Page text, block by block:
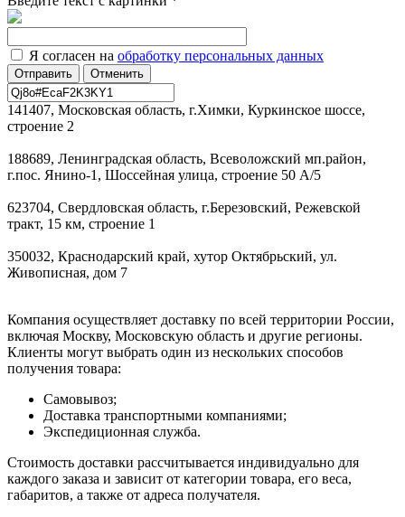
Я согласен на обработку персональных данных
Отменить
141407, Московская область, г.Химки, Куркинское шоссе,
строение 2
188689, Ленинградская область, Всеволожский мп.район,
г.пос. Янино-1, Шоссейная улица, строение 50 А/5
623704, Свердловская область, г.Березовский, Режевской
тракт, 15 км, строение 1
350032, Краснодарский край, хутор Октябрьский, ул.
Живописная, дом 7
Компания осуществляет доставку по всей территории России,
включая Москву, Московскую область и другие регионы.
Клиенты могут выбрать один из нескольких способов
получения товара:
Самовывоз;
Доставка транспортными компаниями;
Экспедиционная служба.
Стоимость доставки рассчитывается индивидуально для
каждого заказа и зависит от категории товара, его веса,
габаритов, а также от адреса получателя.